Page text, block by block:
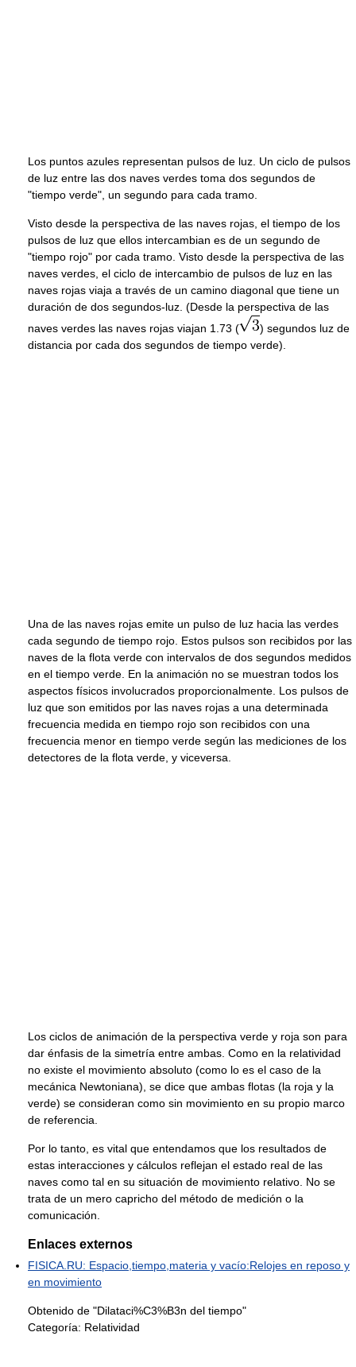
Los puntos azules representan pulsos de luz. Un ciclo de pulsos
de luz entre las dos naves verdes toma dos segundos de
"tiempo verde", un segundo para cada tramo.
Visto desde la perspectiva de las naves rojas, el tiempo de los
pulsos de luz que ellos intercambian es de un segundo de
"tiempo rojo" por cada tramo. Visto desde la perspectiva de las
naves verdes, el ciclo de intercambio de pulsos de luz en las
naves rojas viaja a través de un camino diagonal que tiene un
duración de dos segundos-luz. (Desde la perspectiva de las
naves verdes las naves rojas viajan 1.73 (
) segundos luz de
distancia por cada dos segundos de tiempo verde).
Una de las naves rojas emite un pulso de luz hacia las verdes
cada segundo de tiempo rojo. Estos pulsos son recibidos por las
naves de la flota verde con intervalos de dos segundos medidos
en el tiempo verde. En la animación no se muestran todos los
aspectos físicos involucrados proporcionalmente. Los pulsos de
luz que son emitidos por las naves rojas a una determinada
frecuencia medida en tiempo rojo son recibidos con una
frecuencia menor en tiempo verde según las mediciones de los
detectores de la flota verde, y viceversa.
Los ciclos de animación de la perspectiva verde y roja son para
dar énfasis de la simetría entre ambas. Como en la relatividad
no existe el movimiento absoluto (como lo es el caso de la
mecánica Newtoniana), se dice que ambas flotas (la roja y la
verde) se consideran como sin movimiento en su propio marco
de referencia.
Por lo tanto, es vital que entendamos que los resultados de
estas interacciones y cálculos reflejan el estado real de las
naves como tal en su situación de movimiento relativo. No se
trata de un mero capricho del método de medición o la
comunicación.
Enlaces externos
FISICA.RU: Espacio,tiempo,materia y vacío:Relojes en reposo y
en movimiento
Obtenido de "Dilataci%C3%B3n del tiempo"
Categoría: Relatividad